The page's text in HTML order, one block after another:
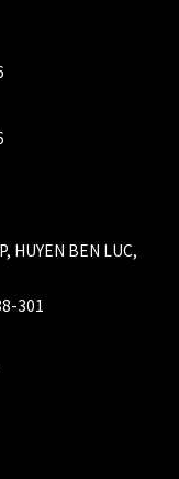
HUYEN BEN LUC,
301